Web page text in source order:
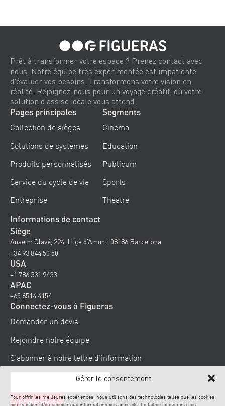
Gérer le consentement
Pour offrir les meilleures expériences, nous utilisons des technologies telles que les cookies
pour stocker et/ou accéder aux informations des appareils. Le fait de consentir à ces
Prêt à transformer votre espace ? Prenez contact avec
nous. Notre équipe très expérimentée est impatiente
d’évaluer vos besoins. Transformons votre vision en
réalité. Rejoignez-nous pour un voyage créatif, où votre
solution d’assise idéale vous attend.
Pages principales
Collection de sièges
Solutions de systèmes
Produits personnalisés
Service du cycle de vie
Entreprise
Segments
Cinema
Education
Publicum
Sports
Theatre
Informations de contact
Siège
Anselm Clavé, 224, Lliçà d’Amunt, 08186 Barcelona
+34 93 844 50 50
USA
+1 786 331 9433
APAC
+65 6514 4154
Connectez-vous à Figueras
Demander un devis
Rejoindre notre équipe
S’abonner à notre lettre d’information